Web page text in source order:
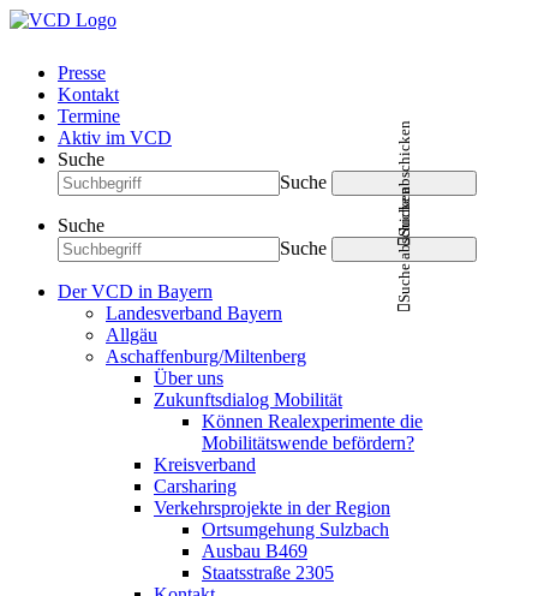
Presse
Kontakt
Termine
Aktiv im VCD
Suche
Suche
Suche abschicken
Suche
Suche
Suche abschicken
Der VCD in Bayern
Landesverband Bayern
Allgäu
Aschaffenburg/Miltenberg
Über uns
Zukunftsdialog Mobilität
Können Realexperimente die
Mobilitätswende befördern?
Kreisverband
Carsharing
Verkehrsprojekte in der Region
Ortsumgehung Sulzbach
Ausbau B469
Staatsstraße 2305